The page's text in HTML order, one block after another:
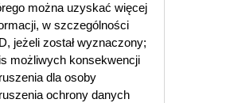
można uzyskać więcej
w szczególności
jeżeli został wyznaczony;
możliwych konsekwencji
dla osoby
ochrony danych